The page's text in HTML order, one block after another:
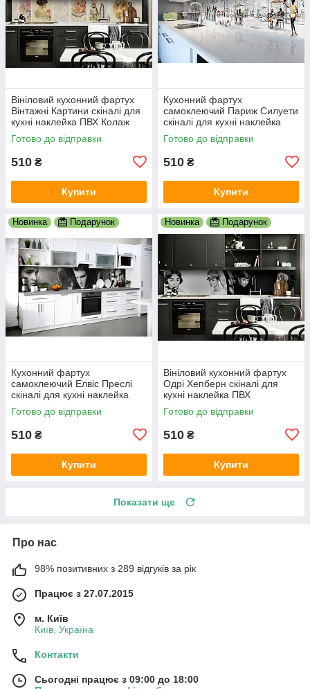
Вініловий кухонний фартух
Вінтажні Картини скіналі для
кухні наклейка ПВХ Колаж
Люди Бежевий 600х2000 мм
Готово до відправки
510 ₴
Купити
Кухонний фартух
самоклеючий Париж Силуети
скіналі для кухні наклейка
ПВХ люди мальований
вулиця 600х2000 мм
Готово до відправки
510 ₴
Купити
Новинка Подарунок
Кухонний фартух
самоклеючий Елвіс Преслі
скіналі для кухні наклейка
ПВХ ретро співаки сірий
600х2000 мм
Готово до відправки
510 ₴
Купити
Новинка Подарунок
Вініловий кухонний фартух
Одрі Хепберн скіналі для
кухні наклейка ПВХ
персонажі ретро Чорно-білий
600х2000 мм
Готово до відправки
510 ₴
Купити
Показати ще
Про нас
98% позитивних з 289 відгуків за рік
Працює з 27.07.2015
м. Київ
Київ, Україна
Контакти
Сьогодні працює з 09:00 до 18:00